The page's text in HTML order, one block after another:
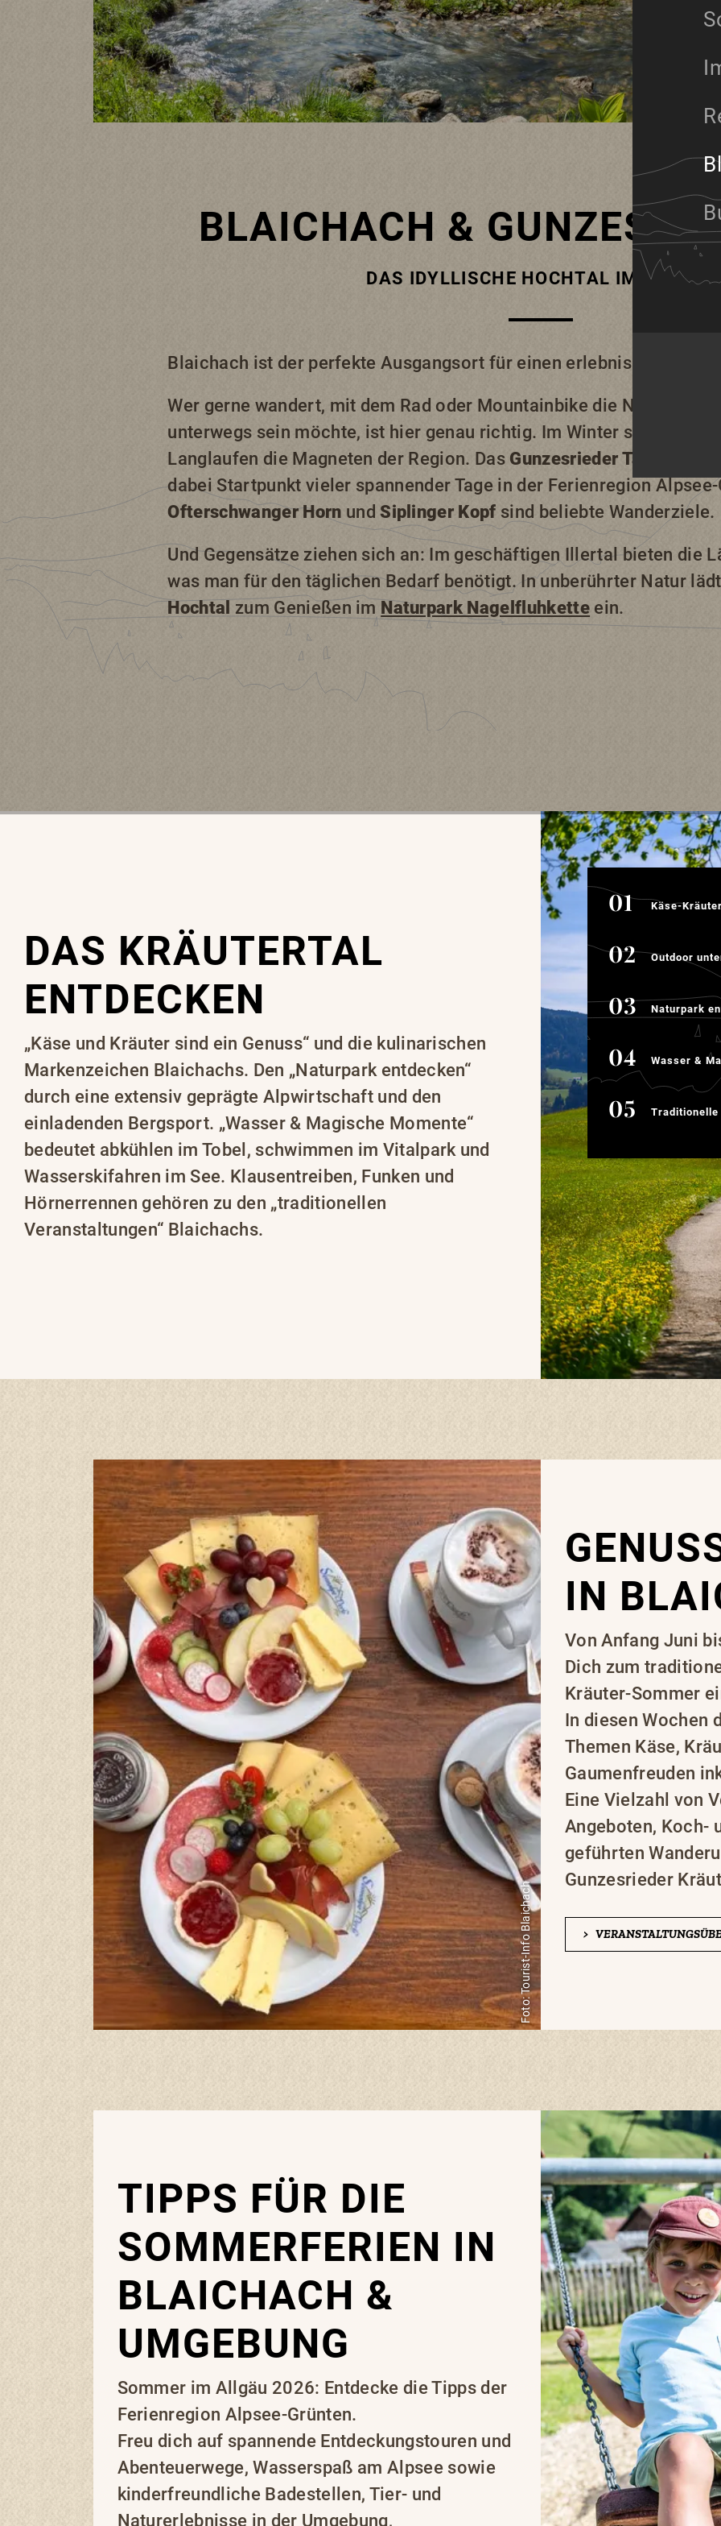
ORTE
BLAICHACH &
DAS IDYLLISCHE HOCHTAL IM ALLGÄU
Blaichach ist der perfekte Ausgangsort für einen erlebnisreichen
Wer gerne wandert, mit dem Rad oder Mountainbike die Natur
unterwegs sein möchte, ist hier genau richtig. Im Winter sind
Langlaufen die Magneten der Region. Das Gunzesrieder Tal
dabei Startpunkt vieler spannender Tage in der Ferienregion Alpsee-
Ofterschwanger Horn undSiplinger Kopf sind beliebte Wanderziele.
Und Gegensätze ziehen sich an: Im geschäftigen Illertal bieten die
was man für den täglichen Bedarf benötigt. In unberührter Natur
Hochtal zum Genießen im Naturpark Nagelfluhkette ein.
DAS KRÄUTERTAL
ENTDECKEN
„Käse und Kräuter sind ein Genuss“ und die kulinarischen
Markenzeichen Blaichachs. Den „Naturpark entdecken“
durch eine extensiv geprägte Alpwirtschaft und den
einladenden Bergsport. „Wasser & Magische Momente“
bedeutet abkühlen im Tobel, schwimmen im Vitalpark und
Wasserskifahren im See. Klausentreiben, Funken und
Hörnerrennen gehören zu den „traditionellen
Veranstaltungen“ Blaichachs.
Käse-
Käse-Kräuter-Genuss
Outdoor
Naturpark
Naturpark entdecken
Wasser &
Wasser & Magische
Traditionelle
Traditionelle
Foto: Tourist-Info Blaichach
IN
Von Anfang Juni
Dich zum
Kräuter-Sommer
In diesen Wochen
Themen Käse,
Gaumenfreuden
Eine Vielzahl von
Angeboten, Koch-
geführten
Gunzesrieder
>
TIPPS FÜR DIE
SOMMERFERIEN IN
BLAICHACH &
UMGEBUNG
Sommer im Allgäu 2026: Entdecke die Tipps der
Ferienregion Alpsee-Grünten.
Freu dich auf spannende Entdeckungstouren und
Abenteuerwege, Wasserspaß am Alpsee sowie
kinderfreundliche Badestellen, Tier- und
Naturerlebnisse in der Umgebung,